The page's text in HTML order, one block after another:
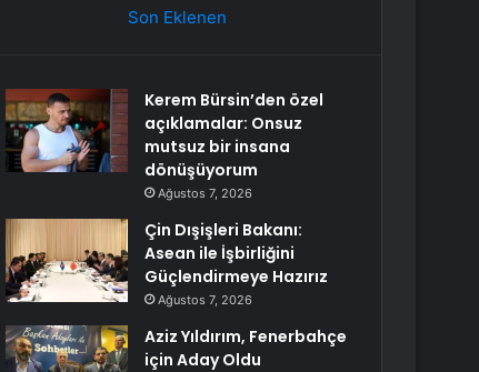
Son Eklenen
Kerem Bürsin’den özel
açıklamalar: Onsuz
mutsuz bir insana
dönüşüyorum
Ağustos 7, 2026
Çin Dışişleri Bakanı:
Asean ile İşbirliğini
Güçlendirmeye Hazırız
Ağustos 7, 2026
Aziz Yıldırım, Fenerbahçe
için Aday Oldu